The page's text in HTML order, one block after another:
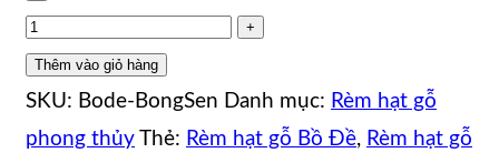
Thêm vào giỏ hàng
SKU: Bode-BongSen Danh mục: Rèm hạt gỗ
phong thủy Thẻ: Rèm hạt gỗ Bồ Đề, Rèm hạt gỗ